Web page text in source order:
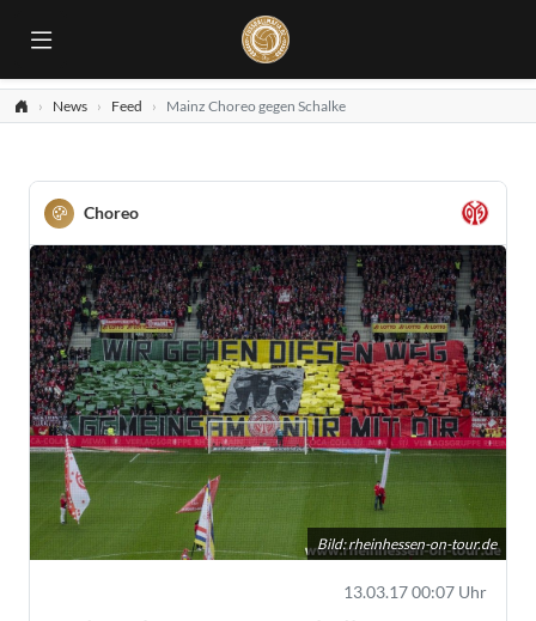
News Feed Mainz Choreo gegen Schalke
Choreo
Bild:rheinhessen-on-tour.de
13.03.17 00:07 Uhr